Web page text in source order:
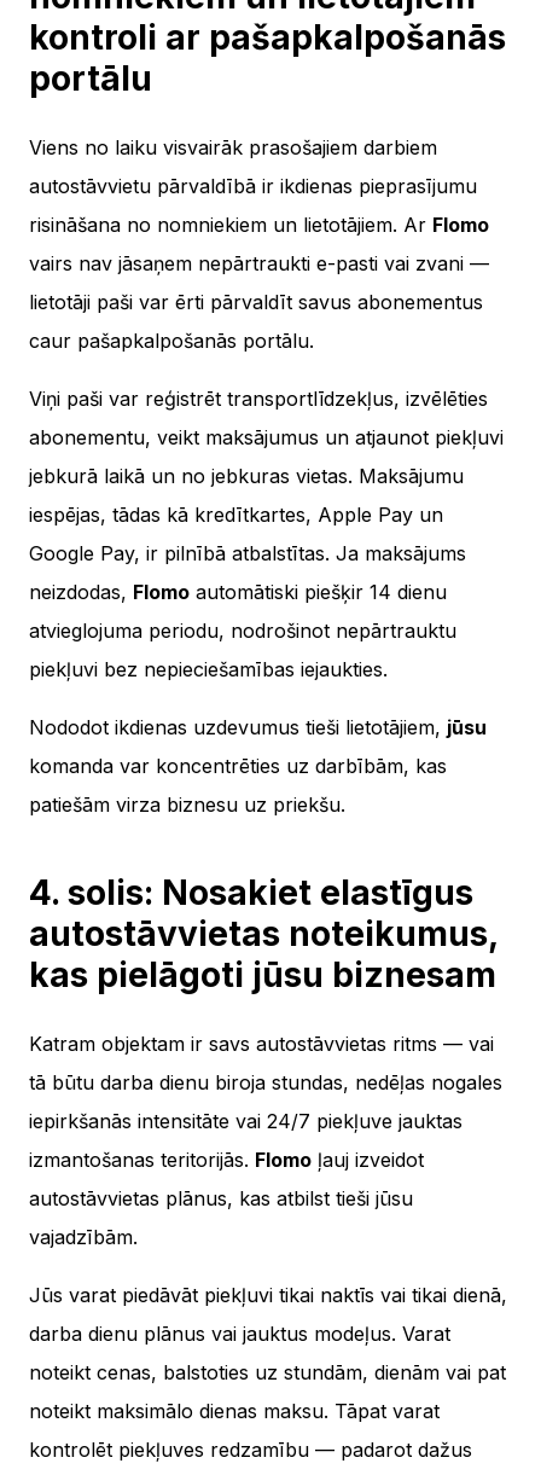
kontroli ar pašapkalpošanās
portālu
Viens no laiku visvairāk prasošajiem darbiem
autostāvvietu pārvaldībā ir ikdienas pieprasījumu
risināšana no nomniekiem un lietotājiem. Ar Flomo
vairs nav jāsaņem nepārtraukti e-pasti vai zvani —
lietotāji paši var ērti pārvaldīt savus abonementus
caur pašapkalpošanās portālu.
Viņi paši var reģistrēt transportlīdzekļus, izvēlēties
abonementu, veikt maksājumus un atjaunot piekļuvi
jebkurā laikā un no jebkuras vietas. Maksājumu
iespējas, tādas kā kredītkartes, Apple Pay un
Google Pay, ir pilnībā atbalstītas. Ja maksājums
neizdodas, Flomo automātiski piešķir 14 dienu
atvieglojuma periodu, nodrošinot nepārtrauktu
piekļuvi bez nepieciešamības iejaukties.
Nododot ikdienas uzdevumus tieši lietotājiem, jūsu
komanda var koncentrēties uz darbībām, kas
patiešām virza biznesu uz priekšu.
4. solis: Nosakiet elastīgus
autostāvvietas noteikumus,
kas pielāgoti jūsu biznesam
Katram objektam ir savs autostāvvietas ritms — vai
tā būtu darba dienu biroja stundas, nedēļas nogales
iepirkšanās intensitāte vai 24/7 piekļuve jauktas
izmantošanas teritorijās. Flomo ļauj izveidot
autostāvvietas plānus, kas atbilst tieši jūsu
vajadzībām.
Jūs varat piedāvāt piekļuvi tikai naktīs vai tikai dienā,
darba dienu plānus vai jauktus modeļus. Varat
noteikt cenas, balstoties uz stundām, dienām vai pat
noteikt maksimālo dienas maksu. Tāpat varat
kontrolēt piekļuves redzamību — padarot dažus